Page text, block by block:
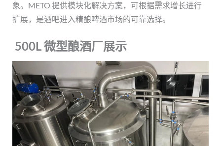
象。METO 提供模块化解决方案，可根据需求增长进行
扩展，是酒吧进入精酿啤酒市场的可靠选择。
500L 微型酿酒厂展示